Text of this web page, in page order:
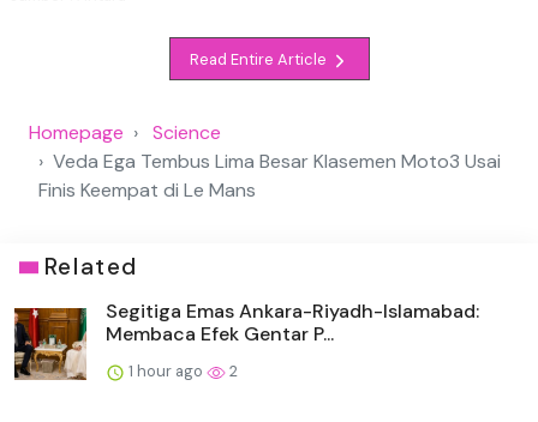
Read Entire Article
Homepage
Science
Veda Ega Tembus Lima Besar Klasemen Moto3 Usai
Finis Keempat di Le Mans
Related
Segitiga Emas Ankara-Riyadh-Islamabad:
Membaca Efek Gentar P...
1 hour ago 2